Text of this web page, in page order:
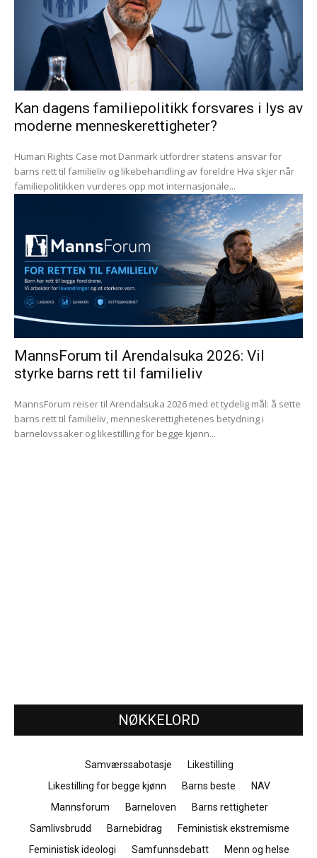
Kan dagens familiepolitikk forsvares i lys av
moderne menneskerettigheter?
Human Rights Case mot Danmark utfordrer statens ansvar for
barns rett til familieliv og likebehandling av foreldre Hva skjer når
familiepolitikken vurderes opp mot internasjonale...
MannsForum til Arendalsuka 2026: Vil
styrke barns rett til familieliv
MannsForum reiser til Arendalsuka 2026 med et tydelig mål: å sette
barns rett til familieliv, menneskerettighetenes betydning i
barnelovssaker og likestilling for begge kjønn...
NØKKELORD
Samværssabotasje
Likestilling
Likestilling for begge kjønn
Barns beste
NAV
Mannsforum
Barneloven
Barns rettigheter
Samlivsbrudd
Barnebidrag
Feministisk ekstremisme
Feministisk ideologi
Samfunnsdebatt Menn og helse